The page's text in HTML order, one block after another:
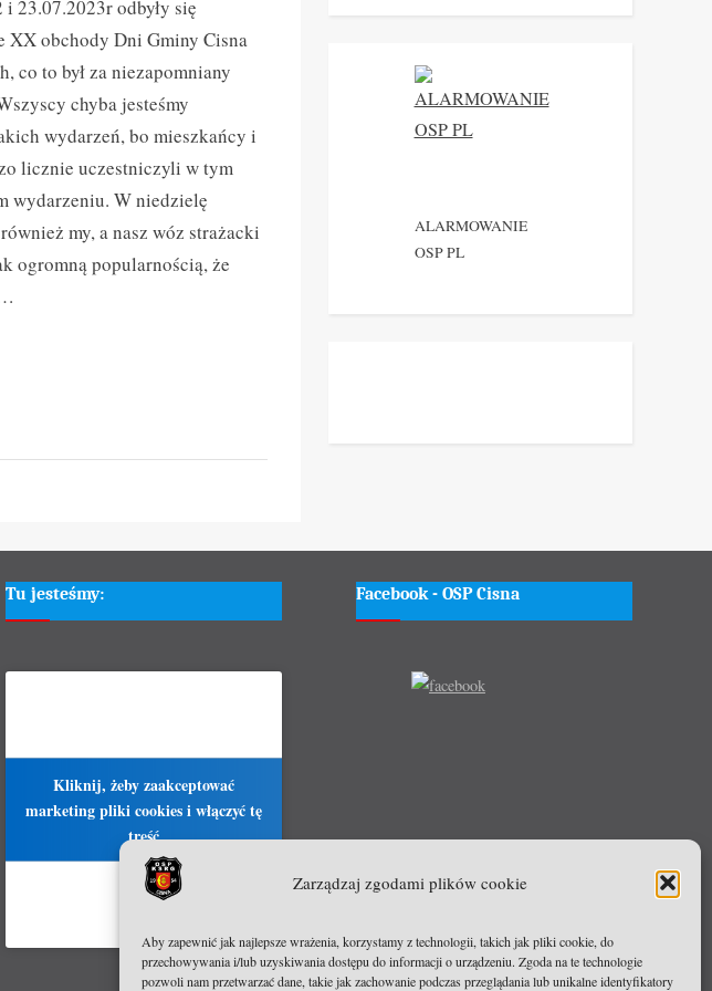
Zarządzaj zgodami plików cookie
Aby zapewnić jak najlepsze wrażenia, korzystamy z technologii, takich jak pliki cookie, do
przechowywania i/lub uzyskiwania dostępu do informacji o urządzeniu. Zgoda na te technologie
pozwoli nam przetwarzać dane, takie jak zachowanie podczas przeglądania lub unikalne identyfikatory
23.07.2023r odbyły się
XX obchody Dni Gminy Cisna
co to był za niezapomniany
chyba jesteśmy
wydarzeń, bo mieszkańcy i
licznie uczestniczyli w tym
wydarzeniu. W niedzielę
my, a nasz wóz strażacki
ogromną popularnością, że
ALARMOWANIE
OSP PL
Tu jesteśmy:
Kliknij, żeby zaakceptować
marketing pliki cookies i włączyć tę
treść
Facebook - OSP Cisna